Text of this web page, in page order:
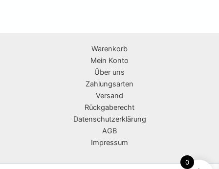
Warenkorb
Mein Konto
Über uns
Zahlungsarten
Versand
Rückgaberecht
Datenschutzerklärung
AGB
Impressum
0